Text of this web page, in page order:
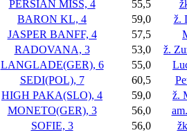
PERSIAN MISS, 4 55,5
BARON KL, 4 59,0
ž.
JASPER BANFF, 4 57,5
RADOVANA, 3 53,0
ž.
LANGLADE(GER), 6 55,0
SEDI(POL), 7 60,5
HIGH PAKA(SLO), 4 59,0
ž.
MONETO(GER), 3 56,0
SOFIE, 3 56,0